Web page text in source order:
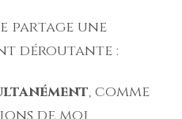
partage une
déroutante :
, comme